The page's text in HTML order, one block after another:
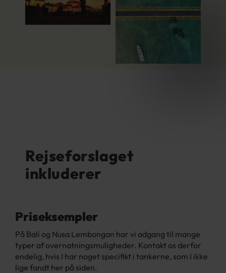
Rejseforslaget
inkluderer
Priseksempler
På Bali og Nusa Lembongan har vi adgang til mange
typer af overnatningsmuligheder. Kontakt os derfor
endelig, hvis I har noget specifikt i tankerne, som I ikke
lige fandt her på siden.